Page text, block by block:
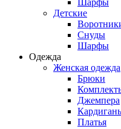
Шарфы
Детские
Снуды
Шарфы
Одежда
Женская одежда
Брюки
Джемпера
Платья